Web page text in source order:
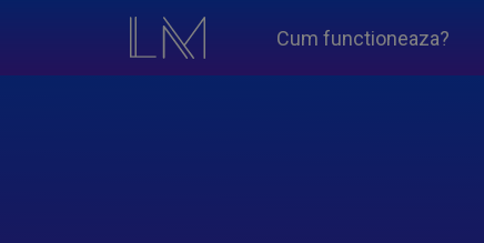
Cum functioneaza?